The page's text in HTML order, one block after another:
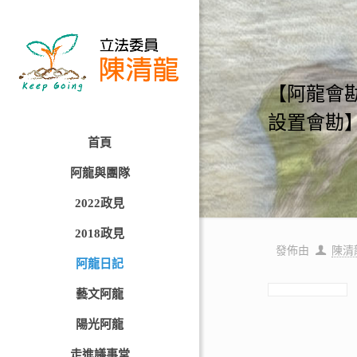
首頁
阿龍與團隊
2022政見
2018政見
阿龍日記
藝文阿龍
陽光阿龍
【阿龍會
設置會勘
發佈由 陳